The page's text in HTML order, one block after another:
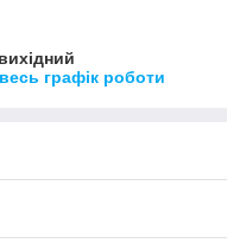
графік роботи